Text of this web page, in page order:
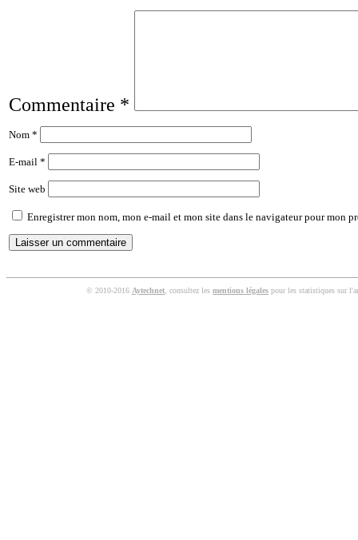
Commentaire *
Nom *
E-mail *
Site web
Enregistrer mon nom, mon e-mail et mon site dans le navigateur pour mon
© 2010-2016 Aytechnet , consultez les mentions légales pour les statistiques sur